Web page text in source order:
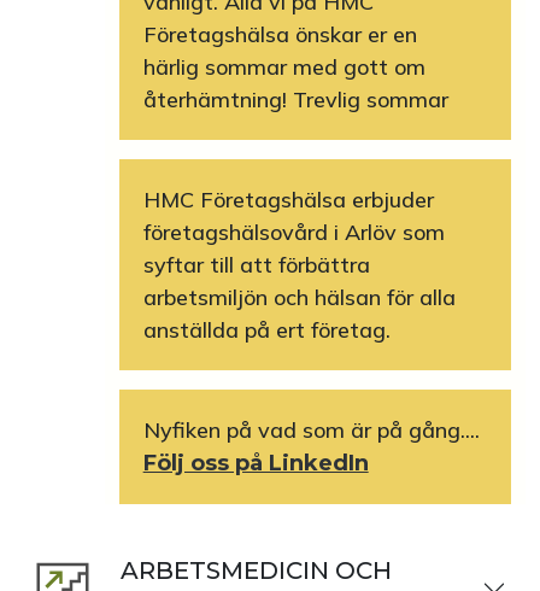
Företagshälsa önskar er en
härlig sommar med gott om
återhämtning! Trevlig sommar
HMC Företagshälsa erbjuder
företagshälsovård i Arlöv som
syftar till att förbättra
arbetsmiljön och hälsan för alla
anställda på ert företag.
Nyfiken på vad som är på gång....
Följ oss på LinkedIn
ARBETSMEDICIN OCH